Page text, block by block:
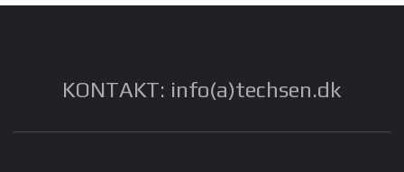
KONTAKT: info(a)techsen.dk